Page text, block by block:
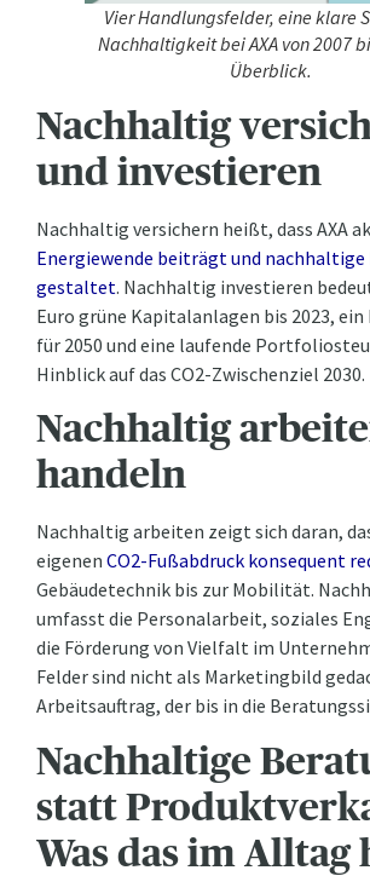
Vier Handlungsfelder, eine klare
Nachhaltigkeit bei AXA von 2007
Überblick.
Nachhaltig
und investieren
Nachhaltig versichern heißt, dass AXA
Energiewende beiträgt und nachhaltige
gestaltet. Nachhaltig investieren
Euro grüne Kapitalanlagen bis 2023,
für 2050 und eine laufende
Hinblick auf das CO2-Zwischenziel 2030.
Nachhaltig
handeln
Nachhaltig arbeiten zeigt sich daran,
eigenen CO2-Fußabdruck konsequent
Gebäudetechnik bis zur Mobilität.
umfasst die Personalarbeit, soziales
die Förderung von Vielfalt im
Felder sind nicht als Marketingbild
Arbeitsauftrag, der bis in die
Nachhaltige
statt
Was das im Alltag